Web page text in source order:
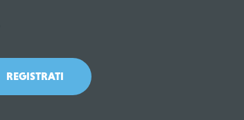
REGISTRATI